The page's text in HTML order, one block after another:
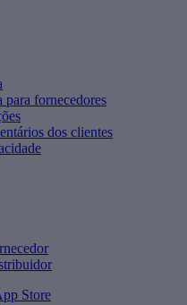
para fornecedores
dos clientes